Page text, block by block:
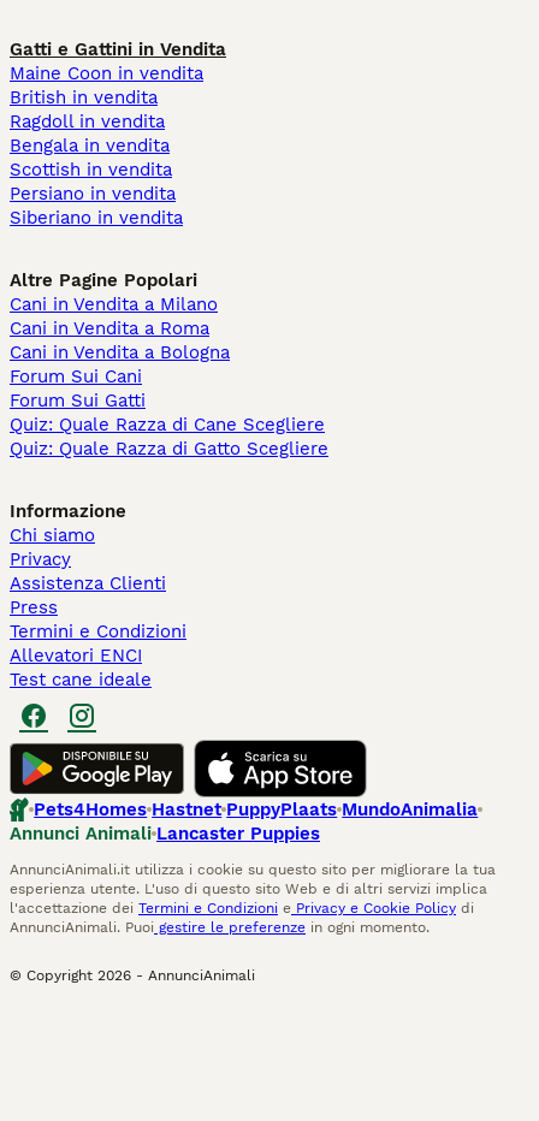
Gatti e Gattini in Vendita
Maine Coon in vendita
British in vendita
Ragdoll in vendita
Bengala in vendita
Scottish in vendita
Persiano in vendita
Siberiano in vendita
Altre Pagine Popolari
Cani in Vendita a Milano
Cani in Vendita a Roma
Cani in Vendita a Bologna
Forum Sui Cani
Forum Sui Gatti
Quiz: Quale Razza di Cane Scegliere
Quiz: Quale Razza di Gatto Scegliere
Informazione
Chi siamo
Privacy
Assistenza Clienti
Press
Termini e Condizioni
Allevatori ENCI
Test cane ideale
Pets4Homes Hastnet PuppyPlaats MundoAnimalia
Annunci Animali Lancaster Puppies
AnnunciAnimali.it utilizza i cookie su questo sito per migliorare la tua
esperienza utente. L'uso di questo sito Web e di altri servizi implica
l'accettazione dei Termini e Condizioni e Privacy e Cookie Policy di
AnnunciAnimali. Puoi gestire le preferenze in ogni momento.
© Copyright 2026 - AnnunciAnimali